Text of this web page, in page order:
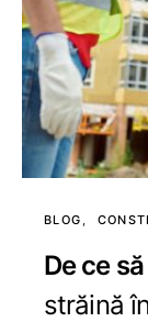
BLOG
De ce
străină